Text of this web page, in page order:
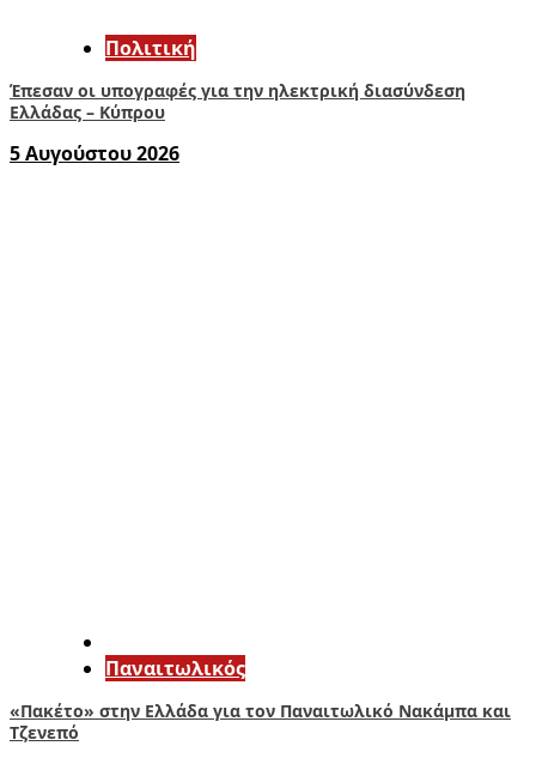
Πολιτική
Έπεσαν οι υπογραφές για την ηλεκτρική διασύνδεση
Ελλάδας – Κύπρου
5 Αυγούστου 2026
Παναιτωλικός
«Πακέτο» στην Ελλάδα για τον Παναιτωλικό Νακάμπα και
Τζενεπό